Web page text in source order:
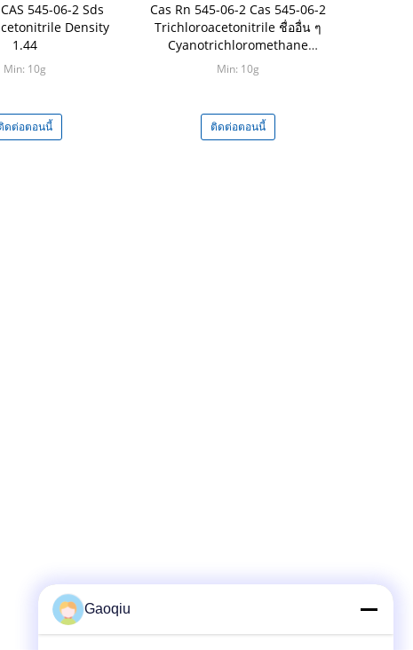
545-06-2 Sds
Density
1.44
Min: 10g
ดต่อตอนนี้
Cas Rn 545-06-2 Cas 545-06-2
Trichloroacetonitrile ชื่ออื่น ๆ
Cyanotrichloromethane
Safety
Min: 10g
ติดต่อตอนนี้
Gaoqiu